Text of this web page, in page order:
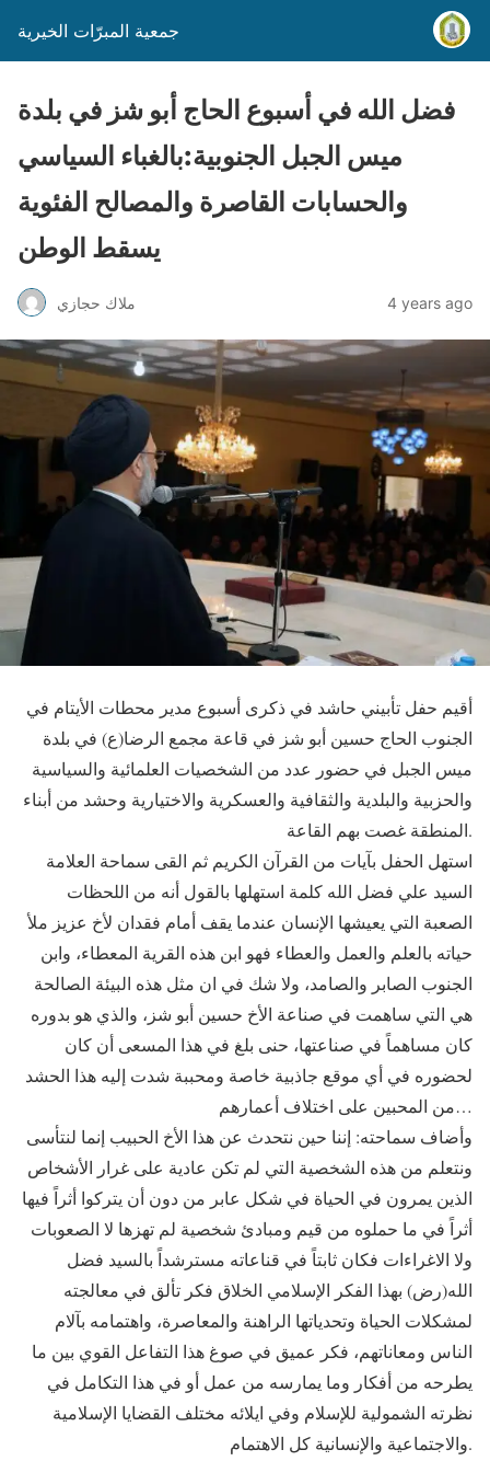
جمعية المبرّات الخيرية
فضل الله في أسبوع الحاج أبو شز في بلدة
ميس الجبل الجنوبية:بالغباء السياسي
والحسابات القاصرة والمصالح الفئوية
يسقط الوطن
ملاك حجازي 4 years ago
أقيم حفل تأبيني حاشد في ذكرى أسبوع مدير محطات الأيتام في
الجنوب الحاج حسين أبو شز في قاعة مجمع الرضا(ع) في بلدة
ميس الجبل في حضور عدد من الشخصيات العلمائية والسياسية
والحزبية والبلدية والثقافية والعسكرية والاختيارية وحشد من أبناء
المنطقة غصت بهم القاعة.
استهل الحفل بآيات من القرآن الكريم ثم القى سماحة العلامة
السيد علي فضل الله كلمة استهلها بالقول أنه من اللحظات
الصعبة التي يعيشها الإنسان عندما يقف أمام فقدان لأخ عزيز ملأ
حياته بالعلم والعمل والعطاء فهو ابن هذه القرية المعطاء، وابن
الجنوب الصابر والصامد، ولا شك في ان مثل هذه البيئة الصالحة
هي التي ساهمت في صناعة الأخ حسين أبو شز، والذي هو بدوره
كان مساهماً في صناعتها، حنى بلغ في هذا المسعى أن كان
لحضوره في أي موقع جاذبية خاصة ومحببة شدت إليه هذا الحشد
من المحبين على اختلاف أعمارهم…
وأضاف سماحته: إننا حين نتحدث عن هذا الأخ الحبيب إنما لنتأسى
ونتعلم من هذه الشخصية التي لم تكن عادية على غرار الأشخاص
الذين يمرون في الحياة في شكل عابر من دون أن يتركوا أثراً فيها
أثراً في ما حملوه من قيم ومبادئ شخصية لم تهزها لا الصعوبات
ولا الاغراءات فكان ثابتاً في قناعاته مسترشداً بالسيد فضل
الله(رض) بهذا الفكر الإسلامي الخلاق فكر تألق في معالجته
لمشكلات الحياة وتحدياتها الراهنة والمعاصرة، واهتمامه بآلام
الناس ومعاناتهم، فكر عميق في صوغ هذا التفاعل القوي بين ما
يطرحه من أفكار وما يمارسه من عمل أو في هذا التكامل في
نظرته الشمولية للإسلام وفي ايلائه مختلف القضايا الإسلامية
والاجتماعية والإنسانية كل الاهتمام.